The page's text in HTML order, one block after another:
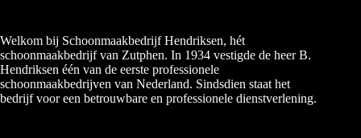
Welkom bij Schoonmaakbedrijf Hendriksen, hét
schoonmaakbedrijf van Zutphen. In 1934 vestigde de heer B.
Hendriksen één van de eerste professionele
schoonmaakbedrijven van Nederland. Sindsdien staat het
bedrijf voor een betrouwbare en professionele dienstverlening.